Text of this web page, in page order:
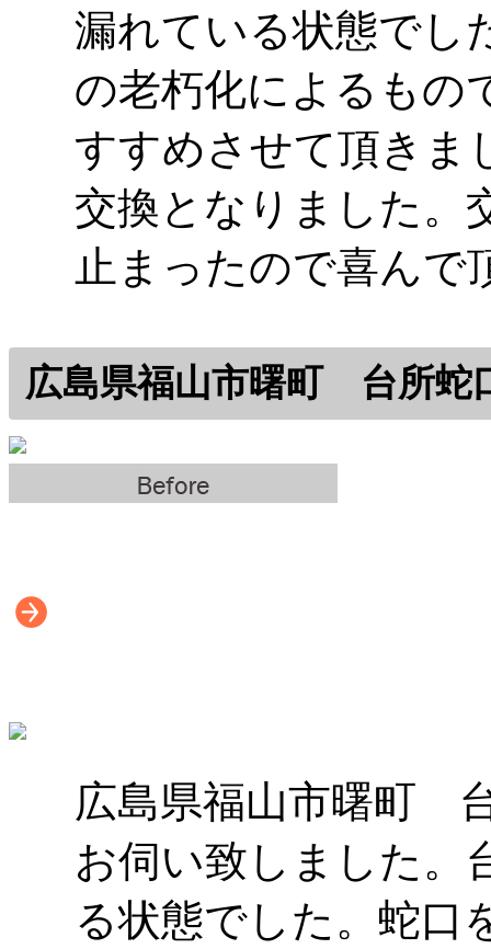
漏れている状態でし
の老朽化によるもの
すすめさせて頂きま
交換となりました。
止まったので喜んで
広島県福山市曙町 台所蛇
広島県福山市曙町
お伺い致しました。
る状態でした。蛇口